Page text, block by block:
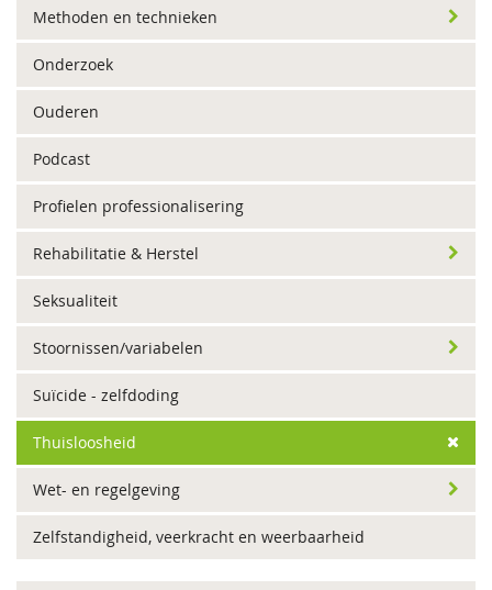
Methoden en technieken
Onderzoek
Ouderen
Podcast
Profielen professionalisering
Rehabilitatie & Herstel
Seksualiteit
Stoornissen/variabelen
Suïcide - zelfdoding
Thuisloosheid
Wet- en regelgeving
Zelfstandigheid, veerkracht en weerbaarheid